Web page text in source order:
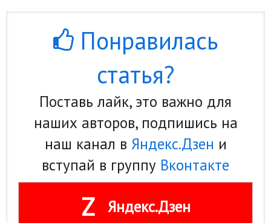
Понравилась
статья?
Поставь лайк, это важно для
наших авторов, подпишись на
наш канал в Яндекс.Дзен и
вступай в группу Вконтакте
Z Яндекс.Дзен